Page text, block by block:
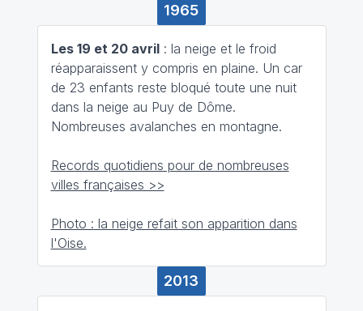
1965
Les 19 et 20 avril: la neige et le froid
réapparaissent y compris en plaine. Un car
de 23 enfants reste bloqué toute une nuit
dans la neige au Puy de Dôme.
Nombreuses avalanches en montagne.
Records quotidiens pour de nombreuses
villes françaises >>
Photo : la neige refait son apparition dans
l'Oise.
2013